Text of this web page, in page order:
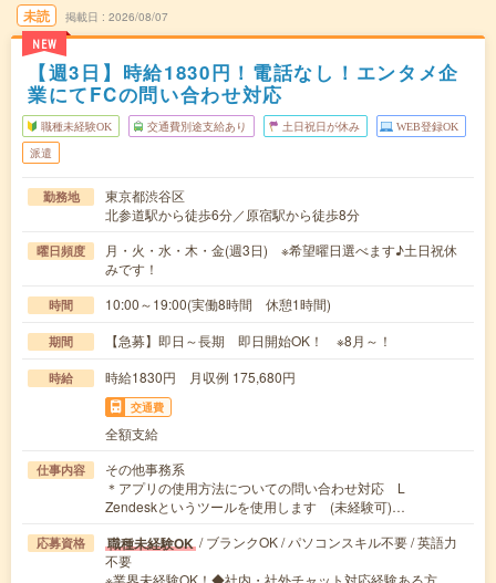
未読
NEW
掲載日 2026/08/07
【週3日】時給1830円！電話なし！エンタメ企
業にてFCの問い合わせ対応
職種未経験OK 交通費別途支給あり 土日祝日が休み WEB登録OK
派遣
勤務地
東京都渋谷区
北参道駅から徒歩6分／原宿駅から徒歩8分
曜日頻度
月・火・水・木・金(週3日) ※希望曜日選べます♪土日祝休
みです！
時間 10:00～19:00(実働8時間 休憩1時間)
期間 【急募】即日～長期 即日開始OK！ ※8月～！
時給 時給1830円 月収例 175,680円
交通費
全額支給
仕事内容
その他事務系
＊アプリの使用方法についての問い合わせ対応 L
Zendeskというツールを使用します (未経験可)…
応募資格 職種未経験OK / ブランクOK / パソコンスキル不要 / 英語力
不要